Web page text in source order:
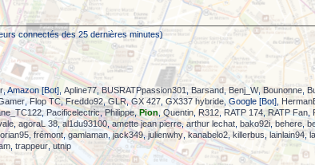
connectés des 25 dernières minutes)
, Amazon [Bot], Apline77,BUSRATPpassion301,Barsand Benj_W, Bounonne
Flop TC,Freddo92,GLR,GX 427 GX337 hybride, Google [Bot],
, Pacificelectric,Philippe,Pion, Quentin, R312 RATP 174,RATP Fan
,agoraL 38,al1du93100,amette jean pierre,arthur lechat bako92i behere
, frémont, gamlaman,jack349,julienwhy,kanabelo2 killerbus lainlain94,
trappeur ,utnip